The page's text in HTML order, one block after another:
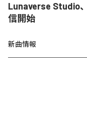
Lunaverse Studio
信開始
新曲情報